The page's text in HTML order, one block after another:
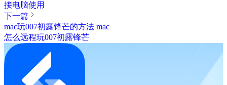
接电脑使用
下一篇
mac玩007初露锋芒的方法 mac
怎么远程玩007初露锋芒